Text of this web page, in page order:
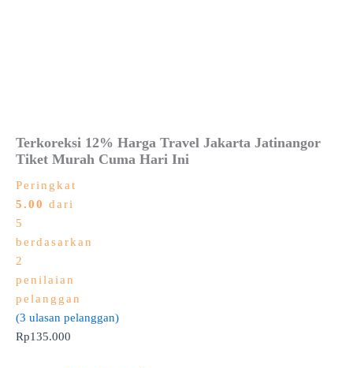
Terkoreksi 12% Harga Travel Jakarta Jatinangor
Tiket Murah Cuma Hari Ini
Peringkat
5.00 dari
5
berdasarkan
2
penilaian
pelanggan
(3 ulasan pelanggan)
Rp135.000